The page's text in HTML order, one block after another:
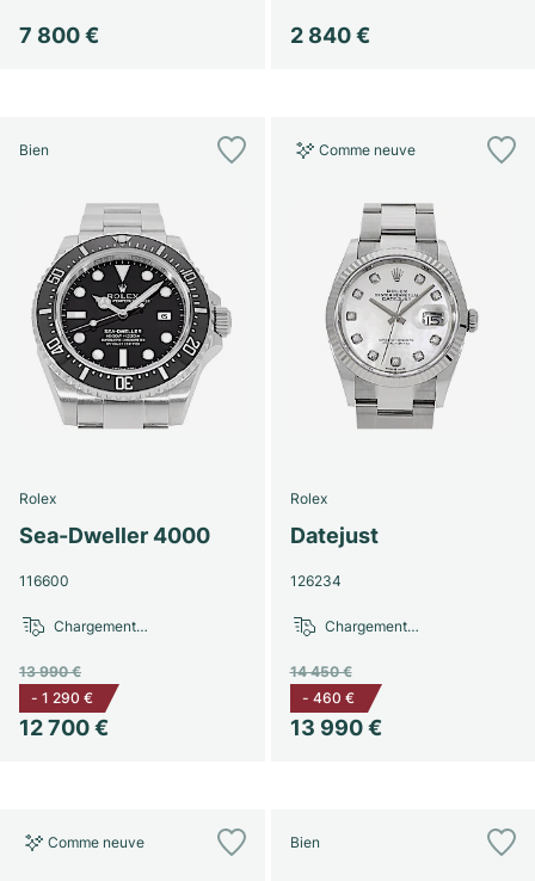
7 800 € 2 840 €
Bien
Rolex
Sea-Dweller 4000
116600
12 700 €
13 990 €
- 1 290 €
Chargement…
Comme neuve
Rolex
Datejust
126234
13 990 €
14 450 €
- 460 €
Chargement…
Comme neuve Bien